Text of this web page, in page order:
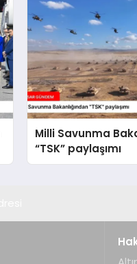
Milli Savunma
“TSK” paylaşımı